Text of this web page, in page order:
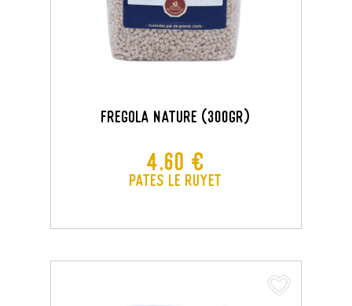
FREGOLA NATURE (300Gr)
Prix
4,60 €
Pates Le Ruyet
favorite_border